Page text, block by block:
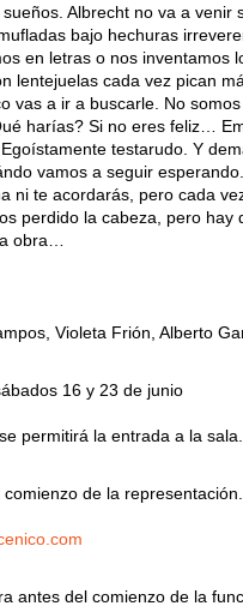
Albrecht no va a venir
bajo hechuras
en letras o nos inventamos
lentejuelas cada vez pican
vas a ir a buscarle. No
harías? Si no eres feliz…
testarudo. Y
vamos a seguir
ni te acordarás, pero cada
perdido la cabeza, pero hay
obra…
Violeta Frión, Alberto
16 y 23 de junio
permitirá la entrada a la sala.
de la representación.
antes del comienzo de la